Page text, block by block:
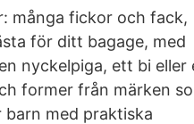
många fickor och fack,
för ditt bagage, med
nyckelpiga, ett bi eller
former från märken
med praktiska